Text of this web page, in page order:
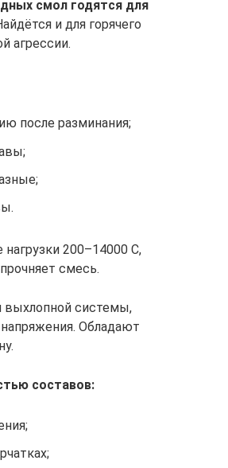
смол годятся для
и для горячего
агрессии.
после разминания;
200–14000 С,
смесь.
выхлопной системы,
Обладают
составов: